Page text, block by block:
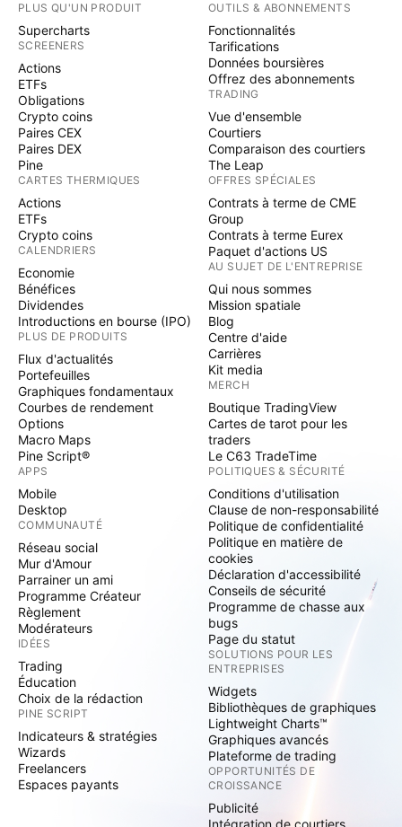
PLUS QU'UN PRODUIT
Supercharts
SCREENERS
Actions
ETFs
Obligations
Crypto coins
Paires CEX
Paires DEX
Pine
CARTES THERMIQUES
Actions
ETFs
Crypto coins
CALENDRIERS
Economie
Bénéfices
Dividendes
Introductions en bourse (IPO)
PLUS DE PRODUITS
Flux d'actualités
Portefeuilles
Graphiques fondamentaux
Courbes de rendement
Options
Macro Maps
Pine Script®
APPS
Mobile
Desktop
COMMUNAUTÉ
Réseau social
Mur d'Amour
Parrainer un ami
Programme Créateur
Règlement
Modérateurs
IDÉES
Trading
Éducation
Choix de la rédaction
PINE SCRIPT
Indicateurs & stratégies
Wizards
Freelancers
Espaces payants
OUTILS & ABONNEMENTS
Fonctionnalités
Tarifications
Données boursières
Offrez des abonnements
TRADING
Vue d'ensemble
Courtiers
Comparaison des courtiers
The Leap
OFFRES SPÉCIALES
Contrats à terme de CME
Group
Contrats à terme Eurex
Paquet d'actions US
AU SUJET DE L'ENTREPRISE
Qui nous sommes
Mission spatiale
Blog
Centre d'aide
Carrières
Kit media
MERCH
Boutique TradingView
Cartes de tarot pour les
traders
Le C63 TradeTime
POLITIQUES & SÉCURITÉ
Conditions d'utilisation
Clause de non-responsabilité
Politique de confidentialité
Politique en matière de
cookies
Déclaration d'accessibilité
Conseils de sécurité
Programme de chasse aux
bugs
Page du statut
SOLUTIONS POUR LES
ENTREPRISES
Widgets
Bibliothèques de graphiques
Lightweight Charts™
Graphiques avancés
Plateforme de trading
OPPORTUNITÉS DE
CROISSANCE
Publicité
Intégration de courtiers